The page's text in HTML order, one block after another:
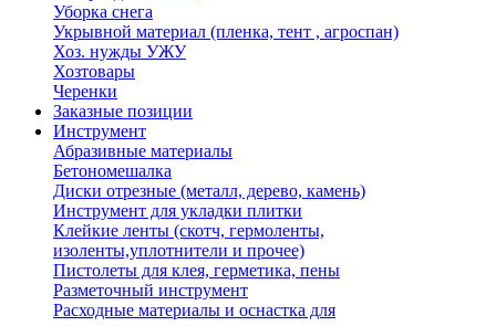
Уборка снега
Укрывной материал (пленка, тент , агроспан)
Хоз. нужды УЖУ
Хозтовары
Черенки
Заказные позиции
Инструмент
Абразивные материалы
Бетономешалка
Диски отрезные (металл, дерево, камень)
Инструмент для укладки плитки
Клейкие ленты (скотч, гермоленты,
изоленты,уплотнители и прочее)
Пистолеты для клея, герметика, пены
Разметочный инструмент
Расходные материалы и оснастка для